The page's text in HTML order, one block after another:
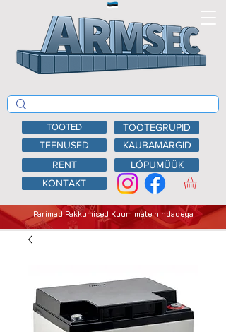
TEENUSED
KAUBAMÄRGID
RENT
LÕPUMÜÜK
KONTAKT
Parimad Pakkumised Kuumimate hindadega
TOOTED TOOTEGRUPID